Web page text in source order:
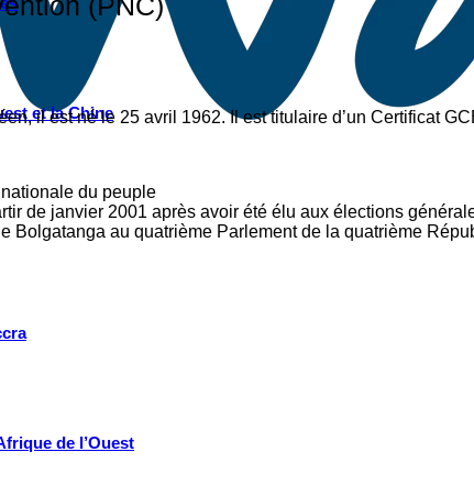
et la Chine
de l’Ouest
il est né le 25 avril 1962. Il est titulaire d’un Certificat
du peuple
de janvier 2001 après avoir été élu aux élections
Bolgatanga au quatrième Parlement de la quatrième